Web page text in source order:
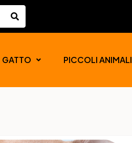
GATTO PICCOLI ANIMALI